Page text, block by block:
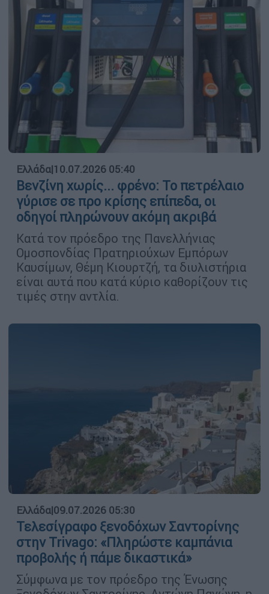
Ελλάδα|10.07.2026 05:40
Βενζίνη χωρίς... φρένο: Το πετρέλαιο
γύρισε σε προ κρίσης επίπεδα, οι
οδηγοί πληρώνουν ακόμη ακριβά
Κατά τον πρόεδρο της Πανελλήνιας
Ομοσπονδίας Πρατηριούχων Εμπόρων
Καυσίμων, Θέμη Κιουρτζή, τα διυλιστήρια
είναι αυτά που κατά κύριο καθορίζουν τις
τιμές στην αντλία.
Ελλάδα|09.07.2026 05:30
Τελεσίγραφο ξενοδόχων Σαντορίνης
στην Trivago: «Πληρώστε καμπάνια
προβολής ή πάμε δικαστικά»
Σύμφωνα με τον πρόεδρο της Ένωσης